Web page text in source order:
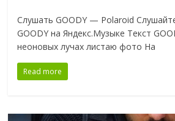
Слушать GOODY — Polaroid
GOODY на Яндекс.Музыке Текст
неоновых лучах листаю фото На
Read more